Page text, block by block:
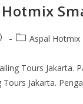
Aspal Hotmix
Tours Jakarta.
Tours Jakarta.